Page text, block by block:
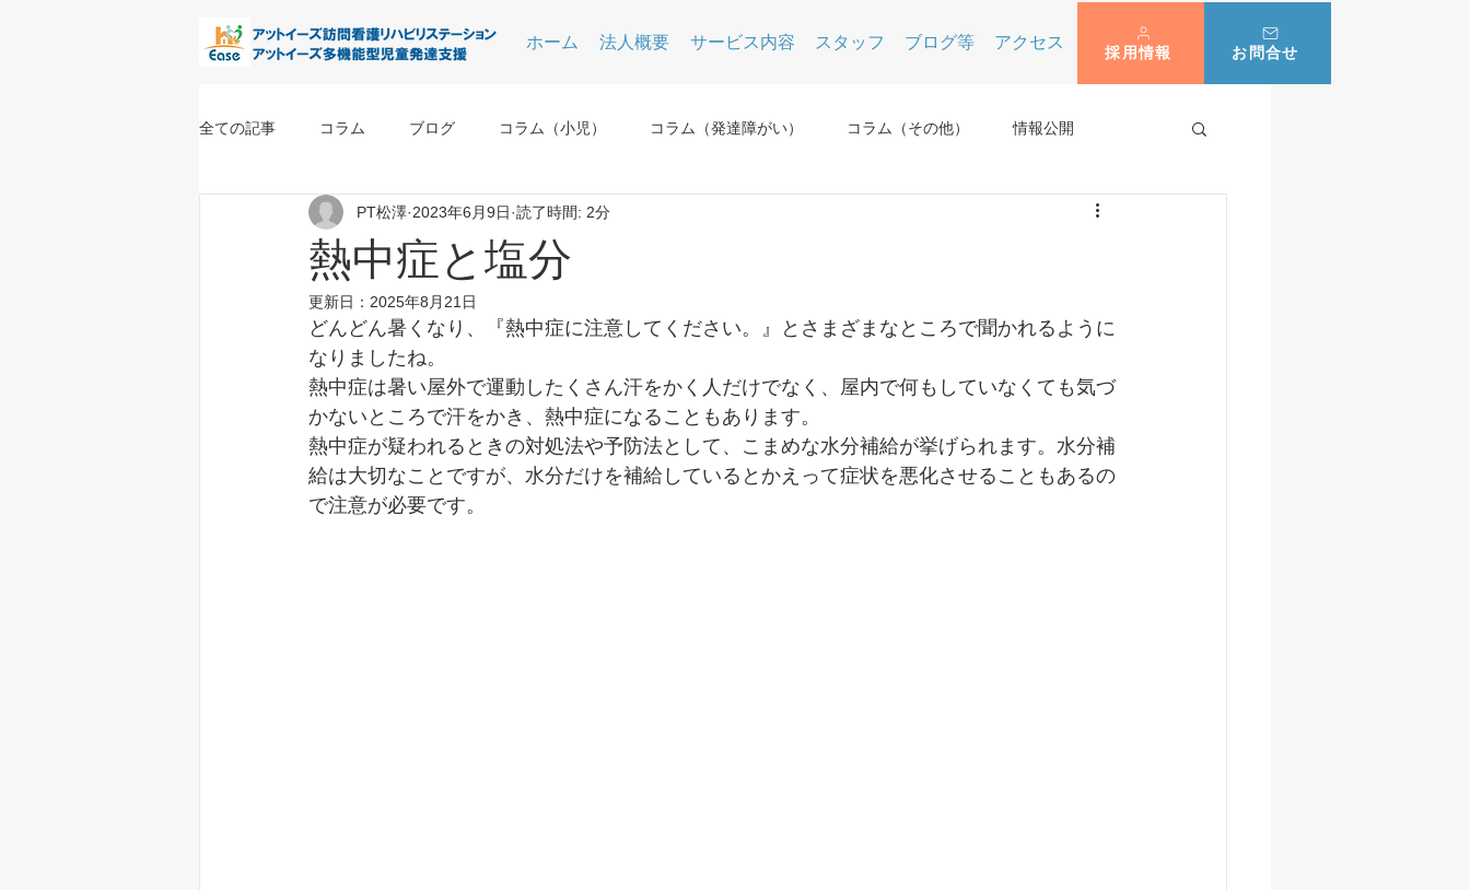
ホーム 法人概要 サービス内容 スタッフ ブログ等 アクセス
採用情報 お問合せ
全ての記事 コラム ブログ コラム（小児） コラム（発達障がい） コラム（その他） 情報公開
熱中症と塩分
PT松澤 2023年6月9日 読了時間: 2分
更新日： 2025年8月21日
どんどん暑くなり、『熱中症に注意してください。』とさまざまなところで聞かれるように
なりましたね。
熱中症は暑い屋外で運動したくさん汗をかく人だけでなく、屋内で何もしていなくても気づ
かないところで汗をかき、熱中症になることもあります。
熱中症が疑われるときの対処法や予防法として、こまめな水分補給が挙げられます。水分補
給は大切なことですが、水分だけを補給しているとかえって症状を悪化させることもあるの
で注意が必要です。